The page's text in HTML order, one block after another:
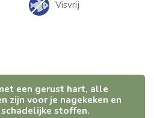
Visvrij
een gerust hart, alle
zijn voor je nagekeken en
schadelijke stoffen.